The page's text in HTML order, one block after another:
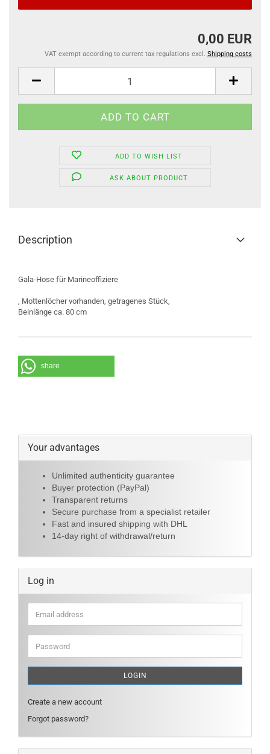
0,00 EUR
VAT exempt according to current tax regulations excl. Shipping costs
ADD TO WISH LIST
ASK ABOUT PRODUCT
Description
Gala-Hose für Marineoffiziere
, Mottenlöcher vorhanden, getragenes Stück,
Beinlänge ca. 80 cm
share
Your advantages
Unlimited authenticity guarantee
Buyer protection (PayPal)
Transparent returns
Secure purchase from a specialist retailer
Fast and insured shipping with DHL
14-day right of withdrawal/return
Log in
Email
address
Password
LOGIN
Create a new account
Forgot password?